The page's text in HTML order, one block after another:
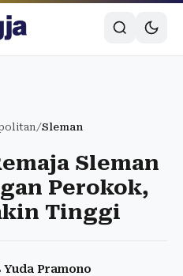
/Sleman
Sleman
Perokok,
Tinggi
Yuda Pramono